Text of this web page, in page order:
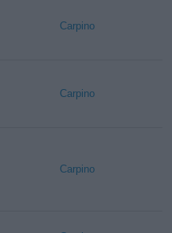
Carpino
Carpino
Carpino